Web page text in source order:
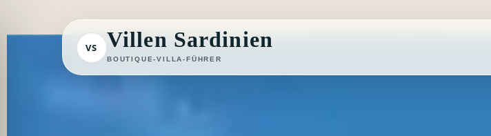
VS Villen Sardinien
BOUTIQUE-VILLA-FÜHRER